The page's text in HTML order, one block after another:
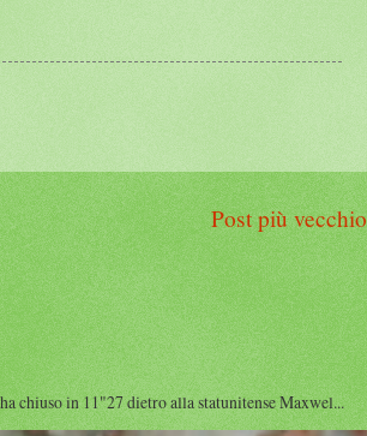
Post più vecchio
in 11"27 dietro alla statunitense Maxwel...